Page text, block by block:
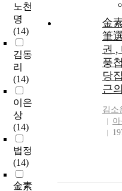
노천
명
(14)
김동
리
(14)
이은
상
(14)
법정
(14)
金素
金
筆
권 ,
풍
당
근
김소
아